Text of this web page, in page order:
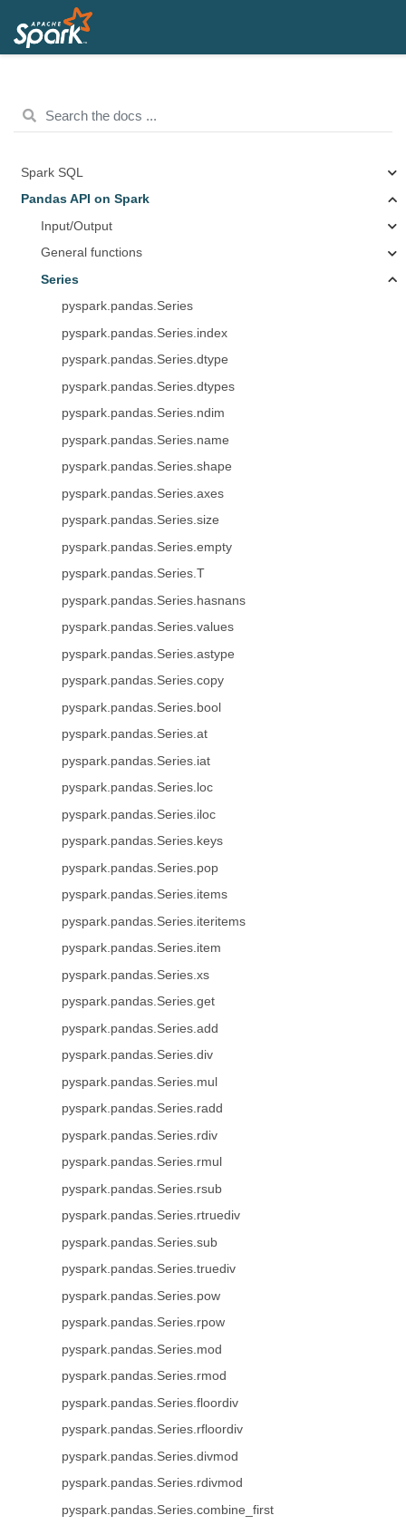
Spark SQL
Pandas API on Spark
Input/Output
General functions
Series
pyspark.pandas.Series
pyspark.pandas.Series.index
pyspark.pandas.Series.dtype
pyspark.pandas.Series.dtypes
pyspark.pandas.Series.ndim
pyspark.pandas.Series.name
pyspark.pandas.Series.shape
pyspark.pandas.Series.axes
pyspark.pandas.Series.size
pyspark.pandas.Series.empty
pyspark.pandas.Series.T
pyspark.pandas.Series.hasnans
pyspark.pandas.Series.values
pyspark.pandas.Series.astype
pyspark.pandas.Series.copy
pyspark.pandas.Series.bool
pyspark.pandas.Series.at
pyspark.pandas.Series.iat
pyspark.pandas.Series.loc
pyspark.pandas.Series.iloc
pyspark.pandas.Series.keys
pyspark.pandas.Series.pop
pyspark.pandas.Series.items
pyspark.pandas.Series.iteritems
pyspark.pandas.Series.item
pyspark.pandas.Series.xs
pyspark.pandas.Series.get
pyspark.pandas.Series.add
pyspark.pandas.Series.div
pyspark.pandas.Series.mul
pyspark.pandas.Series.radd
pyspark.pandas.Series.rdiv
pyspark.pandas.Series.rmul
pyspark.pandas.Series.rsub
pyspark.pandas.Series.rtruediv
pyspark.pandas.Series.sub
pyspark.pandas.Series.truediv
pyspark.pandas.Series.pow
pyspark.pandas.Series.rpow
pyspark.pandas.Series.mod
pyspark.pandas.Series.rmod
pyspark.pandas.Series.floordiv
pyspark.pandas.Series.rfloordiv
pyspark.pandas.Series.divmod
pyspark.pandas.Series.rdivmod
pyspark.pandas.Series.combine_first